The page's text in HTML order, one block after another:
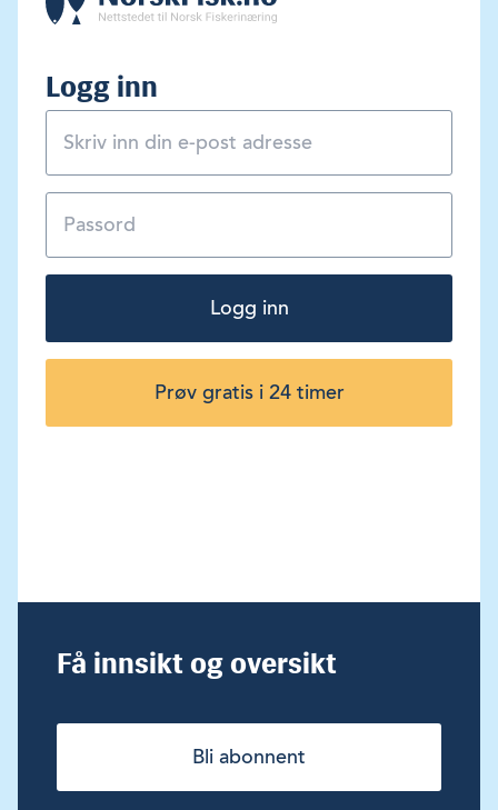
Logg inn
Logg inn
Prøv gratis i 24 timer
Få innsikt og oversikt
Bli abonnent